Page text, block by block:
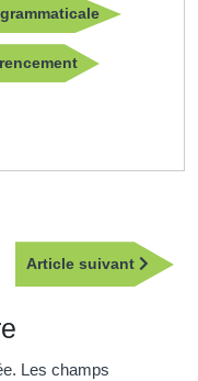
Article suivant
Article
Les champs